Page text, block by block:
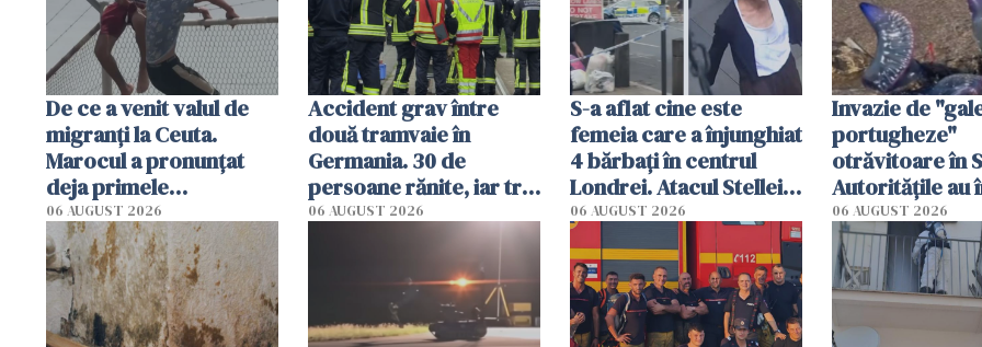
De ce a venit valul de
migranți la Ceuta.
Marocul a pronunțat
deja primele
condamnări
06 AUGUST 2026
Accident grav între
două tramvaie în
Germania. 30 de
persoane rănite, iar trei
sunt în stare critică
06 AUGUST 2026
S-a aflat cine este
femeia care a înjunghiat
4 bărbați în centrul
Londrei. Atacul Stellei,
de 44 de ani, explicat
de anchetatori
06 AUGUST 2026
Invazie de
portugheze"
otrăvitoare în
Autoritățile au
mai multe plaje
Sebastian
06 AUGUST 2026